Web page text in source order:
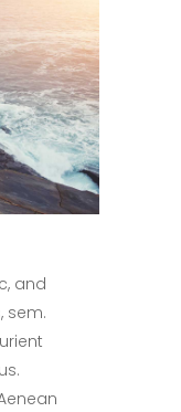
and
sem.